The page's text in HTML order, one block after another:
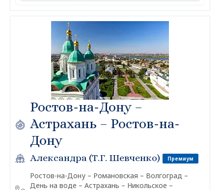
Ростов-на-Дону –
Астрахань – Ростов-на-
Дону
Александра (Т.Г. Шевченко) Премиум
Ростов-на-Дону – Романовская – Волгоград –
День на воде – Астрахань – Никольское –